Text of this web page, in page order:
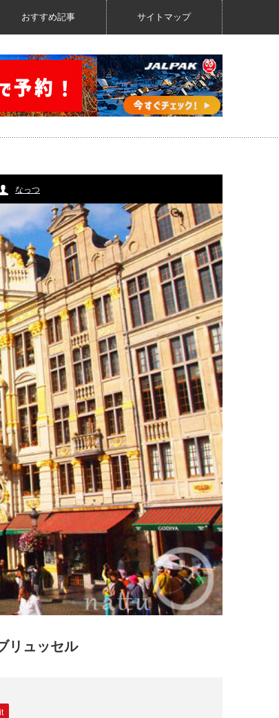
おすすめ記事 サイトマップ
なっつ
リュッセル